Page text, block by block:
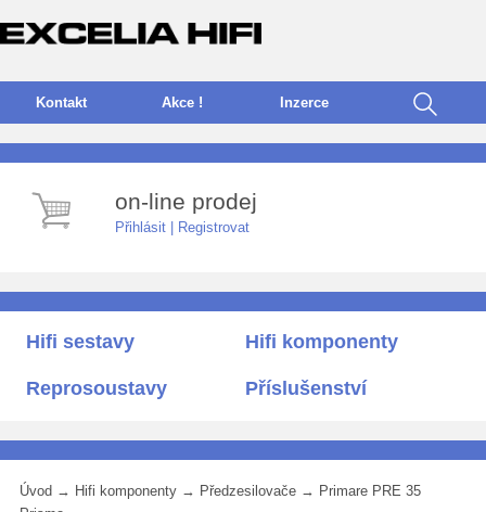
Kontakt Akce ! nzerce
on-line prodej
Přihlásit Registrovat
Hifi sestavy Hifi komponenty
Reprosoustavy Příslušenství
Úvod → Hifi komponenty → Předzesilovače → Primare PRE 35